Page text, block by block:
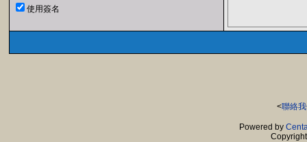
使用簽名
<聯絡
Powered by